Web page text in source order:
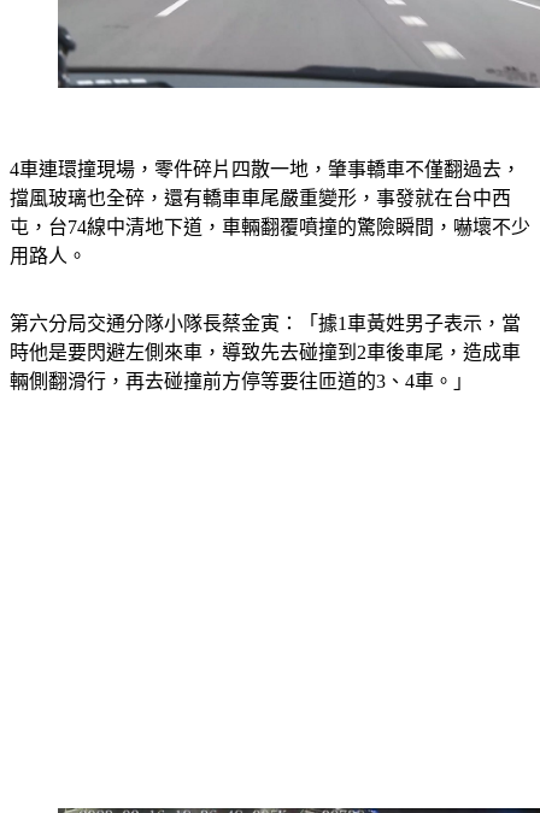
4車連環撞現場，零件碎片四散一地，肇事轎車不僅翻過去，
擋風玻璃也全碎，還有轎車車尾嚴重變形，事發就在台中西
屯，台74線中清地下道，車輛翻覆噴撞的驚險瞬間，嚇壞不少
用路人。
第六分局交通分隊小隊長蔡金寅：「據1車黃姓男子表示，當
時他是要閃避左側來車，導致先去碰撞到2車後車尾，造成車
輛側翻滑行，再去碰撞前方停等要往匝道的3、4車。」